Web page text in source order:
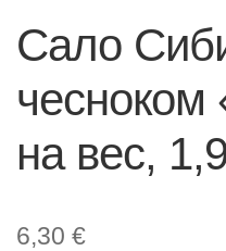
Сало
чесноком
на вес,
6,30€